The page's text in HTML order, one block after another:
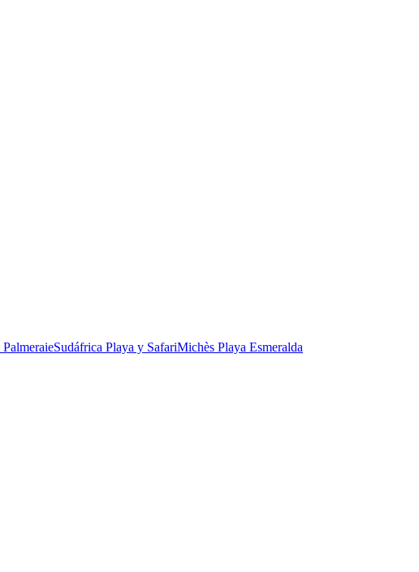
Sudáfrica Playa y SafariMichès Playa Esmeralda